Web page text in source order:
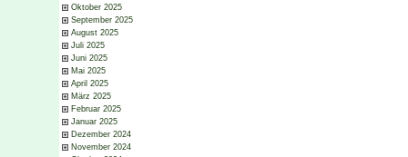
Oktober 2025
September 2025
August 2025
Juli 2025
Juni 2025
Mai 2025
April 2025
März 2025
Februar 2025
Januar 2025
Dezember 2024
November 2024